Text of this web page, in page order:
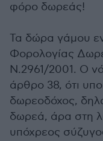
φόρο δωρεάς!
Τα δώρα γάμου
Φορολογίας
Ν.2961/2001. Ο
άρθρο 38, ότι
δωρεοδόχος,
δωρεά, άρα στη
υπόχρεος